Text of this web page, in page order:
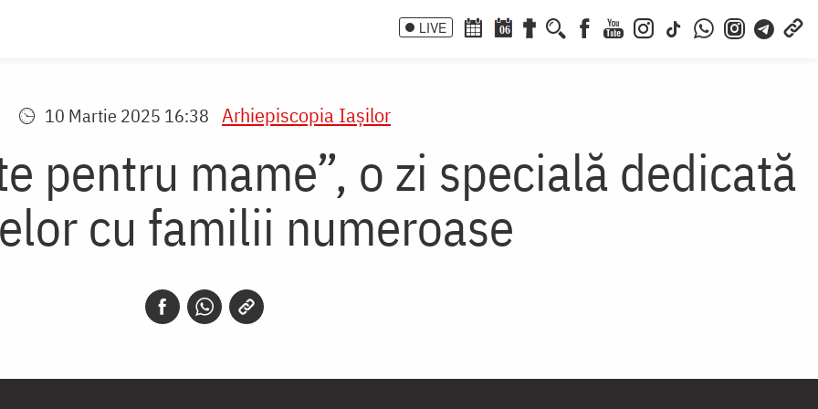
LIVE 06
10 Martie 2025 16:38 Arhiepiscopia Iaşilor
pentru mame”, o zi specială dedicată
cu familii numeroase